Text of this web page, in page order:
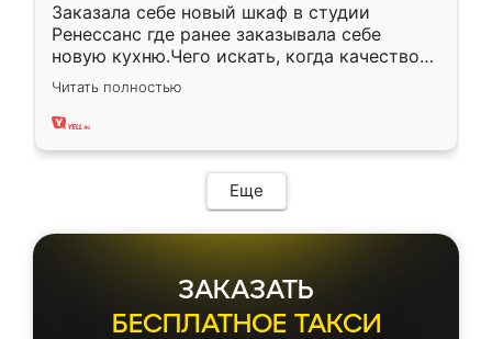
Заказала себе новый шкаф в студии
Ренессанс где ранее заказывала себе
новую кухню.Чего искать, когда качеством
вполне довольна. Служит кухня уже почти
два года, нареканий нет.
Читать полностью
Еще
ЗАКАЗАТЬ
БЕСПЛАТНОЕ ТАКСИ